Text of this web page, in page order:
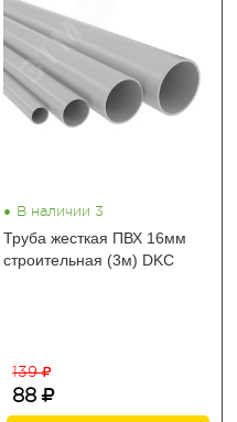
• В наличии 3
Труба жесткая ПВХ 16мм
строительная (3м) DKC
139
88